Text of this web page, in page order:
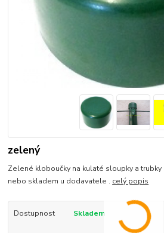
zelený
Zelené kloboučky na kulaté sloupky a
nebo skladem u dodavatele . celý popis
Dostupnost Skladem